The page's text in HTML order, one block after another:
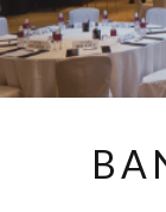
ス
よくある
プラン紹
ビ
トピック
20F 鉄板
20F スカ
個室
大
ス
小
ミーティ
クラウン
マイス
ブライダ
イベント
料理・ケ
施設案内
アクセス
周辺観光